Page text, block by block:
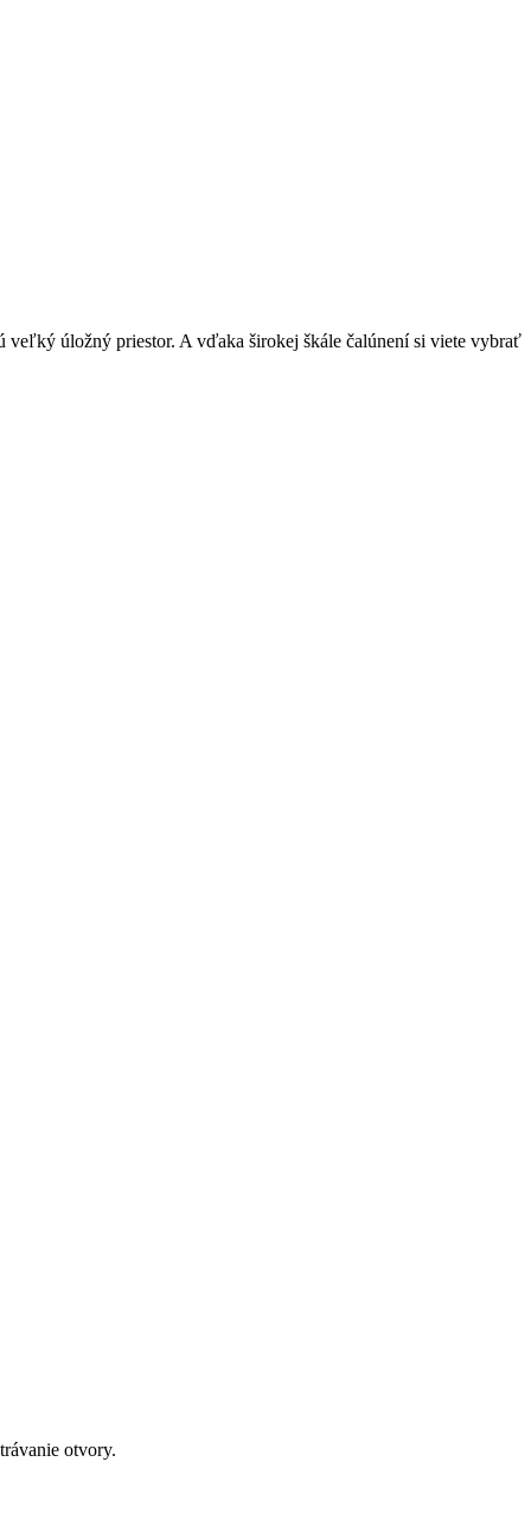
veľký úložný priestor. A vďaka širokej škále čalúnení si viete vybrať
otvory.